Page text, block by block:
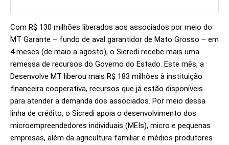
Com R$ 130 milhões liberados aos associados por meio do
MT Garante – fundo de aval garantidor de Mato Grosso – em
4 meses (de maio a agosto), o Sicredi recebe mais uma
remessa de recursos do Governo do Estado. Este mês, a
Desenvolve MT liberou mais R$ 183 milhões à instituição
financeira cooperativa, recursos que já estão disponíveis
para atender a demanda dos associados. Por meio dessa
linha de crédito, o Sicredi apoia o desenvolvimento dos
microempreendedores individuais (MEIs), micro e pequenas
empresas, além da agricultura familiar e médios produtores